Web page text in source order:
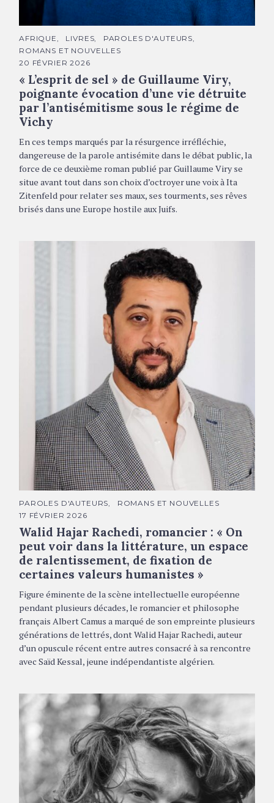
Guillaume Viry © Jean-Luc Bertini
C
T
É
O
R
I
E
S
AFRIQUE LIVRES
PAROLES D'AUTEURS
ROMANS ET NOUVELLES
20 FÉVRIER 2026
« L’esprit de sel » de Guillaume Viry,
poignante évocation d’une vie détruite
par l’antisémitisme sous le régime de
Vichy
En ces temps marqués par la résurgence irréfléchie,
dangereuse de la parole antisémite dans le débat public, la
force de ce deuxième roman publié par Guillaume Viry se
situe avant tout dans son choix d’octroyer une voix à Ita
Zitenfeld pour relater ses maux, ses tourments, ses rêves
brisés dans une Europe hostile aux Juifs.
Walid Hajar Rachedi © Annie Gozard
C
T
É
G
R
I
E
S
PAROLES D'AUTEURS
ROMANS ET NOUVELLES
17 FÉVRIER 2026
Walid Hajar Rachedi, romancier : « On
peut voir dans la littérature, un espace
de ralentissement, de fixation de
certaines valeurs humanistes »
Figure éminente de la scène intellectuelle européenne
pendant plusieurs décades, le romancier et philosophe
français Albert Camus a marqué de son empreinte plusieurs
générations de lettrés, dont Walid Hajar Rachedi, auteur
d’un opuscule récent entre autres consacré à sa rencontre
avec Saïd Kessal, jeune indépendantiste algérien.